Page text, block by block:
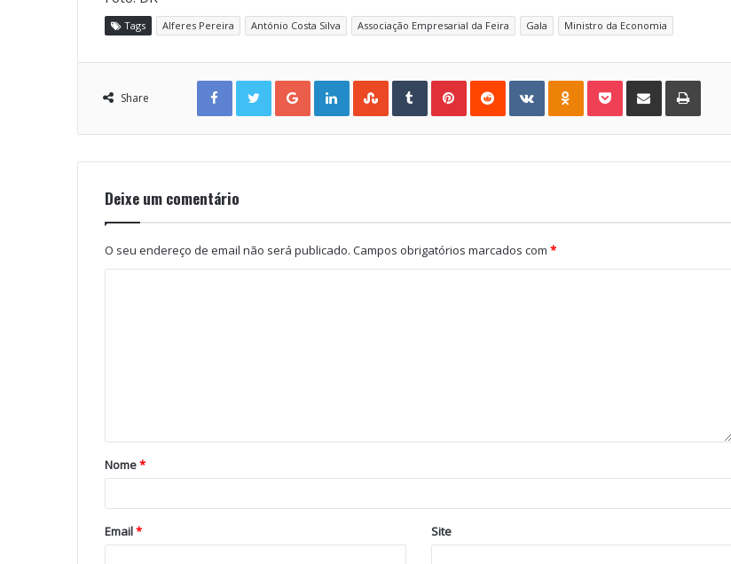
Tags Alferes Pereira António Costa Silva Associação Empresarial da Feira Gala Ministro da Economia
Share
Facebook Twitter Google+ LinkedIn StumbleUpon Tumblr Pinterest Reddit VKontakte Odnoklassniki Pocket Share via Email Print
Deixe um comentário
O seu endereço de email não será publicado. Campos obrigatórios marcados com *
Nome*
Email* Site